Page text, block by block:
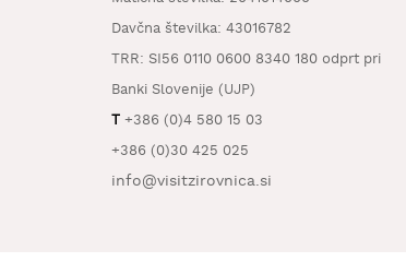
Davčna številka: 43016782
TRR: SI56 0110 0600 8340 180 odprt pri
Banki Slovenije (UJP)
T +386 (0)4 580 15 03
+386 (0)30 425 025
info@visitzirovnica.si